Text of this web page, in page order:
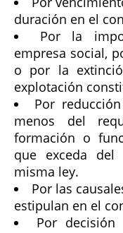
duración en el
Por la
empresa social,
o por la
explotación
Por
menos del
formación o
que exceda
misma ley.
Por las
estipulan en el
Por decisión